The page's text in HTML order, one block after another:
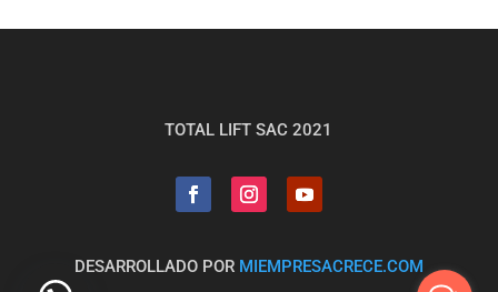
TOTAL LIFT SAC 2021
DESARROLLADO POR MIEMPRESACRECE.COM